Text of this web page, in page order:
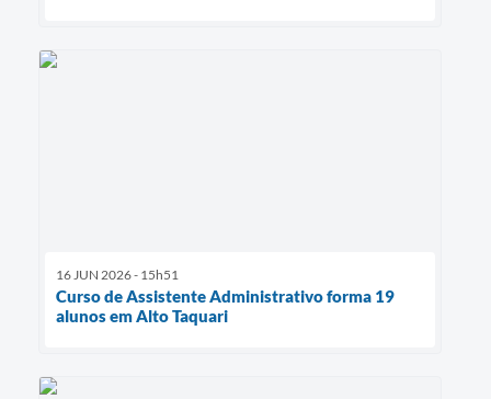
16 JUN 2026 - 15h51
Curso de Assistente Administrativo forma 19
alunos em Alto Taquari